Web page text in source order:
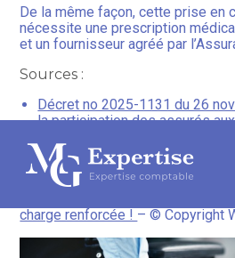
Aller
De la même façon, cette prise en
nécessite une prescription
et un fournisseur agréé par
Sources :
Décret no 2025-1131 du 26
la participation des assurés
certaines prothèses
destinés à des personnes en
charge renforcée ! – © Copyright